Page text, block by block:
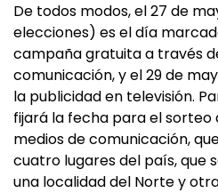
De todos modos, el 27 de
elecciones) es el día
campaña gratuita a través
comunicación, y el 29 de
la publicidad en televisión.
fijará la fecha para el sorteo
medios de comunicación,
cuatro lugares del país, que
una localidad del Norte y